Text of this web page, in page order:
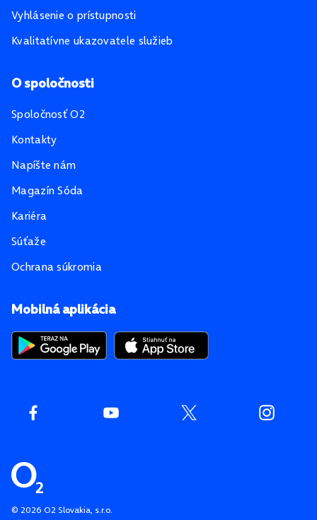
© 2026 O2 Slovakia, s.r.o.
Mobilná aplikácia
Vyhlásenie o prístupnosti
Kvalitatívne ukazovatele služieb
O spoločnosti
Spoločnosť O2
Kontakty
Napíšte nám
Magazín Sóda
Kariéra
Súťaže
Ochrana súkromia